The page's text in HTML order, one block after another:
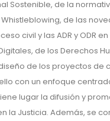
Sostenible, de la
de las
civil y las ADR y ODR
de los Derechos
de los proyectos de
con un enfoque
lugar la difusión y
la Justicia. Además, se